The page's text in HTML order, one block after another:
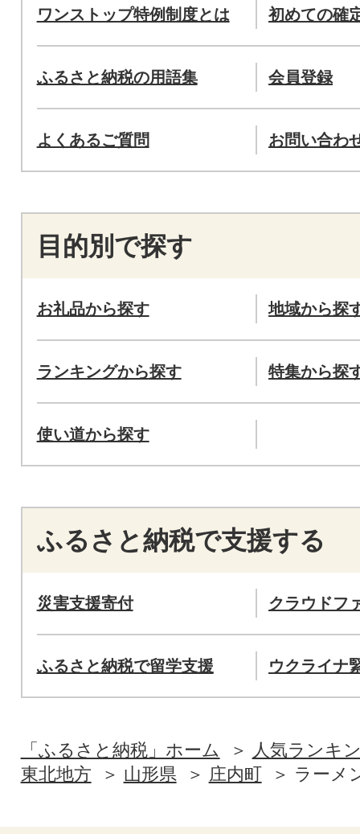
ワンストップ特例制度とは 初めての確
ふるさと納税の用語集 会員登録
よくあるご質問 お問い合わ
目的別で探す
お礼品から探す 地域から探
ランキングから探す 特集から探
使い道から探す
ふるさと納税で支援する
災害支援寄付 クラウドフ
ふるさと納税で留学支援 ウクライナ
「ふるさと納税」ホーム
人気ランキ
東北地方
山形県 庄内町 ラーメ